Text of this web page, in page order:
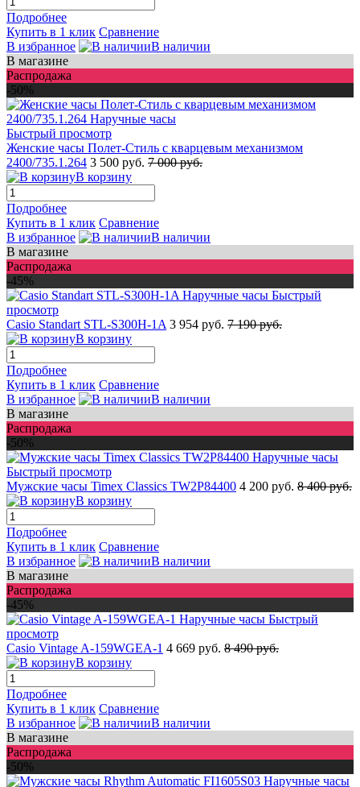
Подробнее
Купить в 1 клик Сравнение
В избранное
В наличии
В магазине
Распродажа
-50%
Быстрый просмотр
Женские часы Полет-Стиль с кварцевым механизмом
2400/735.1.264 3 500 руб. 7 000 руб.
В корзину
Подробнее
Купить в 1 клик Сравнение
В избранное
В наличии
В магазине
Распродажа
-45%
Быстрый
просмотр
Casio Standart STL-S300H-1A 3 954 руб. 7 190 руб.
В корзину
Подробнее
Купить в 1 клик Сравнение
В избранное
В наличии
В магазине
Распродажа
-50%
Быстрый просмотр
Мужские часы Timex Classics TW2P84400 4 200 руб. 8 400 руб.
В корзину
Подробнее
Купить в 1 клик Сравнение
В избранное
В наличии
В магазине
Распродажа
-45%
Быстрый
просмотр
Casio Vintage A-159WGEA-1 4 669 руб. 8 490 руб.
В корзину
Подробнее
Купить в 1 клик Сравнение
В избранное
В наличии
В магазине
Распродажа
-50%